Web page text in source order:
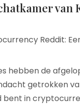
van
Reddit:
hebben de
getrokken
bent in